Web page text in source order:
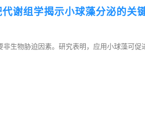
谢组学揭示小球藻分泌的关
生物胁迫因素。研究表明，应用小球藻可